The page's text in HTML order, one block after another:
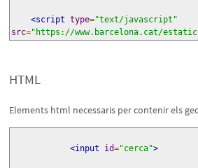
<script type="text/javascript"
src="https://www.barcelona.cat/
HTML
Elements html necessaris per contenir els
<input id="cerca">